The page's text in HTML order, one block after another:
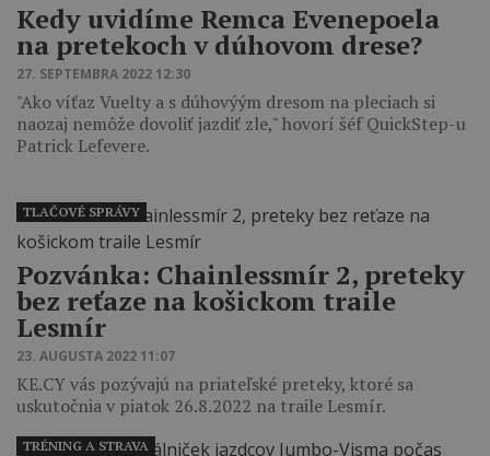
Kedy uvidíme Remca Evenepoela
na pretekoch v dúhovom drese?
27. SEPTEMBRA 2022 12:30
"Ako víťaz Vuelty a s dúhovýým dresom na pleciach si
naozaj nemôže dovoliť jazdiť zle," hovorí šéf QuickStep-u
Patrick Lefevere.
Pozvánka: Chainlessmír 2, preteky
bez reťaze na košickom traile
Lesmír
23. AUGUSTA 2022 11:07
KE.CY vás pozývajú na priateľské preteky, ktoré sa
uskutočnia v piatok 26.8.2022 na traile Lesmír.
TLAČOVÉ SPRÁVY
TRÉNING A STRAVA